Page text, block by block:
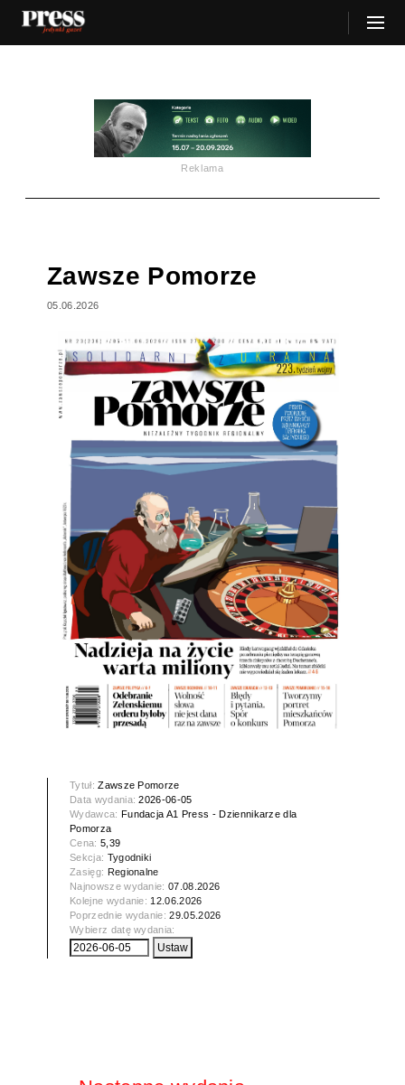
Reklama
Zawsze Pomorze
05.06.2026
Tytuł:Zawsze Pomorze
Data wydania:2026-06-05
Wydawca: Fundacja A1 Press - Dziennikarze dla
Pomorza
Cena: 5,39
Sekcja: Tygodniki
Zasięg: Regionalne
Najnowsze wydanie:07.08.2026
Kolejne wydanie: 12.06.2026
Poprzednie wydanie:29.05.2026
Wybierz datę wydania: